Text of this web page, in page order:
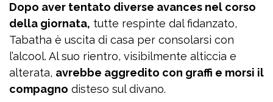
Dopo aver tentato diverse avances nel corso
della giornata, tutte respinte dal fidanzato,
Tabatha è uscita di casa per consolarsi con
l’alcool. Al suo rientro, visibilmente alticcia e
alterata, avrebbe aggredito con graffi e morsi il
compagno disteso sul divano.